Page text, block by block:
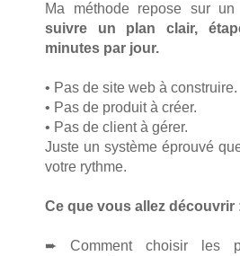
Ma méthode repose sur
suivre un plan clair,
minutes par jour.
• Pas de site web à construire.
• Pas de produit à créer.
• Pas de client à gérer.
Juste un système éprouvé
votre rythme.
Ce que vous allez découvrir
➨ Comment choisir les